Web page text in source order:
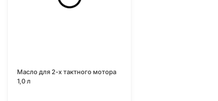
Масло для 2-х тактного мотора
1,0 л